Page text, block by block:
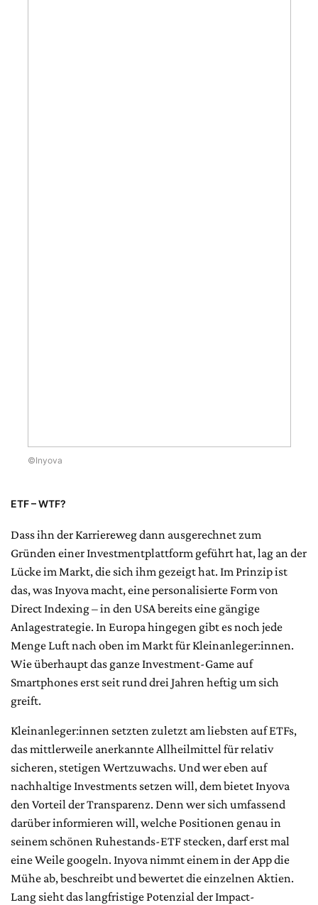
©Inyova
ETF – WTF?
Dass ihn der Karriereweg dann ausgerechnet zum
Gründen einer Investmentplattform geführt hat, lag an der
Lücke im Markt, die sich ihm gezeigt hat. Im Prinzip ist
das, was Inyova macht, eine personalisierte Form von
Direct Indexing – in den USA bereits eine gängige
Anlagestrategie. In Europa hingegen gibt es noch jede
Menge Luft nach oben im Markt für Kleinanleger:innen.
Wie überhaupt das ganze Investment-Game auf
Smartphones erst seit rund drei Jahren heftig um sich
greift.
Kleinanleger:innen setzten zuletzt am liebsten auf ETFs,
das mittlerweile anerkannte Allheilmittel für relativ
sicheren, stetigen Wertzuwachs. Und wer eben auf
nachhaltige Investments setzen will, dem bietet Inyova
den Vorteil der Transparenz. Denn wer sich umfassend
darüber informieren will, welche Positionen genau in
seinem schönen Ruhestands-ETF stecken, darf erst mal
eine Weile googeln. Inyova nimmt einem in der App die
Mühe ab, beschreibt und bewertet die einzelnen Aktien.
Lang sieht das langfristige Potenzial der Impact-